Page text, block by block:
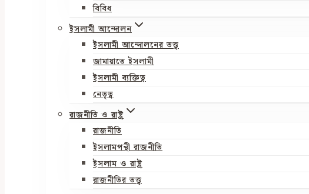
বিবিধ
ইসলামী আন্দোলন
ইসলামী আন্দোলনের তত্ত্ব
জামায়াতে ইসলামী
ইসলামী ব্যক্তিত্ব
নেতৃত্ব
রাজনীতি ও রাষ্ট্র
রাজনীতি
ইসলামপন্থী রাজনীতি
ইসলাম ও রাষ্ট্র
রাজনীতির তত্ত্ব